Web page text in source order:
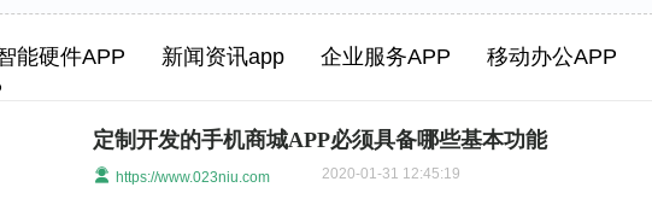
能硬件APP 新闻资讯app 企业服务APP 移动办公APP
定制开发的手机商城APP必须具备哪些基本功能
https://www.023niu.com 2020-01-31 12:45:19